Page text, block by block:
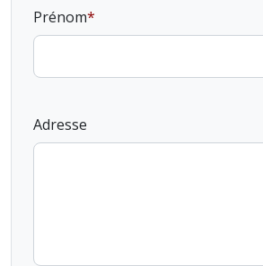
Prénom
Adresse